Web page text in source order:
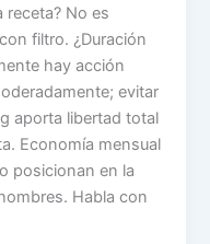
receta? No es
filtro. ¿Duración
hay acción
evitar
aporta libertad total
Economía mensual
posicionan en la
Habla con